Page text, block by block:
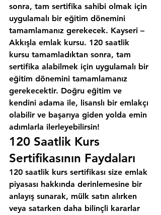
sonra, tam sertifika sahibi olmak için
uygulamalı bir eğitim dönemini
tamamlamanız gerekecek. Kayseri –
Akkışla emlak kursu. 120 saatlik
kursu tamamladıktan sonra, tam
sertifika alabilmek için uygulamalı bir
eğitim dönemini tamamlamanız
gerekecektir. Doğru eğitim ve
kendini adama ile, lisanslı bir emlakçı
olabilir ve başarıya giden yolda emin
adımlarla ilerleyebilirsin!
120 Saatlik Kurs
Sertifikasının Faydaları
120 saatlik kurs sertifikası size emlak
piyasası hakkında derinlemesine bir
anlayış sunarak, mülk satın alırken
veya satarken daha bilinçli kararlar